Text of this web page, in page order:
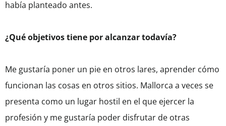
había planteado antes.
¿Qué objetivos tiene por alcanzar todavía?
Me gustaría poner un pie en otros lares, aprender cómo
funcionan las cosas en otros sitios. Mallorca a veces se
presenta como un lugar hostil en el que ejercer la
profesión y me gustaría poder disfrutar de otras